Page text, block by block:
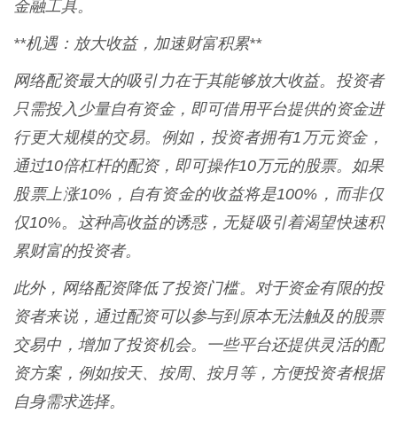
金融工具。
**机遇：放大收益，加速财富积累**
网络配资最大的吸引力在于其能够放大收益。投资者
只需投入少量自有资金，即可借用平台提供的资金进
行更大规模的交易。例如，投资者拥有1万元资金，
通过10倍杠杆的配资，即可操作10万元的股票。如果
股票上涨10%，自有资金的收益将是100%，而非仅
仅10%。这种高收益的诱惑，无疑吸引着渴望快速积
累财富的投资者。
此外，网络配资降低了投资门槛。对于资金有限的投
资者来说，通过配资可以参与到原本无法触及的股票
交易中，增加了投资机会。一些平台还提供灵活的配
资方案，例如按天、按周、按月等，方便投资者根据
自身需求选择。